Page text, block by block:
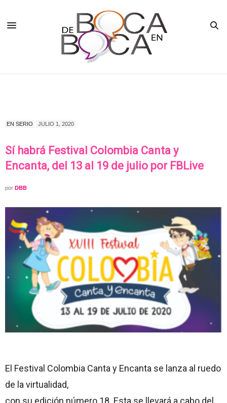
EN SERIO JULIO 1, 2020
Sí habrá Festival Colombia Canta y
Encanta, del 13 al 19 de julio por FBLive
por DBB
El Festival Colombia Canta y Encanta se lanza al ruedo
de la virtualidad,
con su edición número 18. Esta se llevará a cabo del